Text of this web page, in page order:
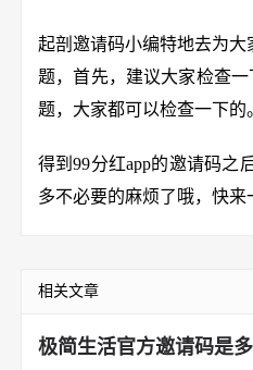
起剖邀请码小编特地去为
题，首先，建议大家检查
题，大家都可以检查一下的
得到99分红app的邀请码之
多不必要的麻烦了哦，快来
相关文章
极简生活官方邀请码是